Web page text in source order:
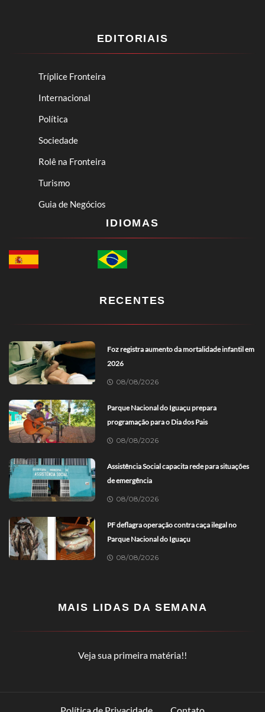
EDITORIAIS
Tríplice Fronteira
Internacional
Política
Sociedade
Rolê na Fronteira
Turismo
Guia de Negócios
IDIOMAS
RECENTES
Foz registra aumento da mortalidade infantil em
2026
08/08/2026
Parque Nacional do Iguaçu prepara
programação para o Dia dos Pais
08/08/2026
Assistência Social capacita rede para situações
de emergência
08/08/2026
PF deflagra operação contra caça ilegal no
Parque Nacional do Iguaçu
08/08/2026
MAIS LIDAS DA SEMANA
Veja sua primeira matéria!!
Política de Privacidade Contato